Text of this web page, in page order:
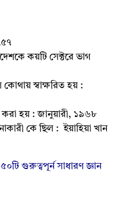
কয়টি সেক্টরে ভাগ
কোথায় স্বাক্ষরিত হয় :
করা হয় : জানুয়ারী, ১৯৬৮
কে ছিল : ইয়াহিয়া খান
গুরুত্বপূর্ন সাধারণ জ্ঞান